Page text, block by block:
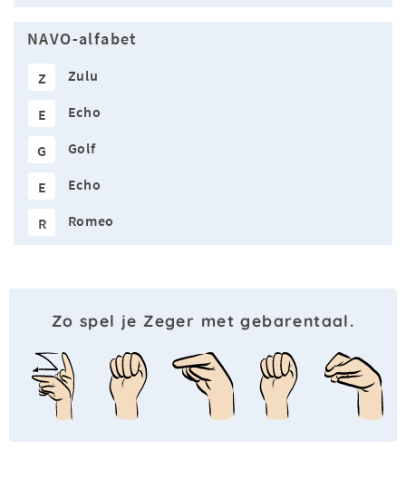
NAVO-alfabet
Z Zulu
E Echo
G Golf
E Echo
R Romeo
Zo spel je Zeger met gebarentaal.